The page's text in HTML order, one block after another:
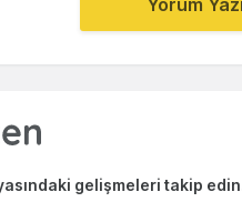
Yorum
gelişmeleri takip